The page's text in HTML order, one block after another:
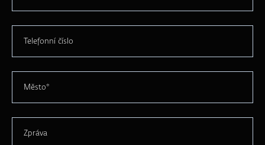
Telefonní číslo
Město*
Zpráva